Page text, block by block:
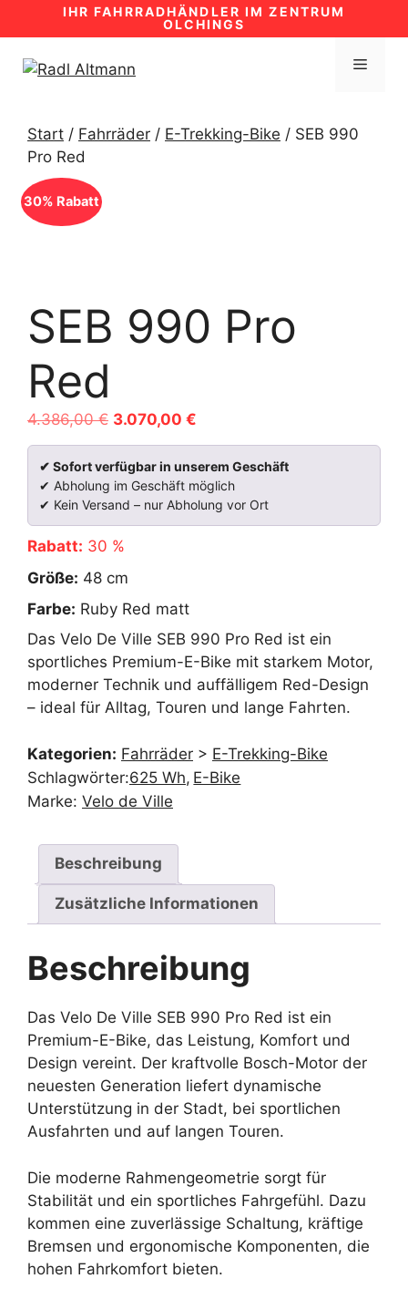
Inhalt
springen
IHR FAHRRADHÄNDLER IM ZENTRUM
OLCHINGS
MENÜ
Start / Fahrräder / E-Trekking-Bike / SEB 990
Pro Red
30% Rabatt
SEB 990 Pro
Red
4.386,00€ Ursprünglicher
Preis
war:
4.386,00 €
3.070,00 €
Preis
ist:
3.070,00 €.
✔ Sofort verfügbar in unserem Geschäft
✔ Abholung im Geschäft möglich
✔ Kein Versand – nur Abholung vor Ort
Rabatt: 30 %
Größe: 48 cm
Farbe: Ruby Red matt
Das Velo De Ville SEB 990 Pro Red ist ein
sportliches Premium-E-Bike mit starkem Motor,
moderner Technik und auffälligem Red-Design
– ideal für Alltag, Touren und lange Fahrten.
Kategorien: Fahrräder > E-Trekking-Bike
Schlagwörter:625 Wh E-Bike
Marke: Velo de Ville
Beschreibung
Zusätzliche Informationen
Beschreibung
Das Velo De Ville SEB 990 Pro Red ist ein
Premium-E-Bike, das Leistung, Komfort und
Design vereint. Der kraftvolle Bosch-Motor der
neuesten Generation liefert dynamische
Unterstützung in der Stadt, bei sportlichen
Ausfahrten und auf langen Touren.
Die moderne Rahmengeometrie sorgt für
Stabilität und ein sportliches Fahrgefühl. Dazu
kommen eine zuverlässige Schaltung, kräftige
Bremsen und ergonomische Komponenten, die
hohen Fahrkomfort bieten.